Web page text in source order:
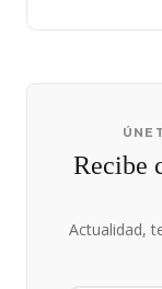
Recibe
Actualidad,